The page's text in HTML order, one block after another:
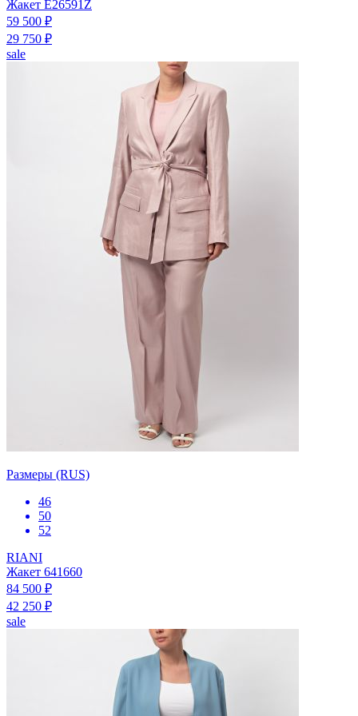
Жакет E26591Z
59 500 ₽
29 750 ₽
sale
Размеры (RUS)
46
50
52
RIANI
Жакет 641660
84 500 ₽
42 250 ₽
sale